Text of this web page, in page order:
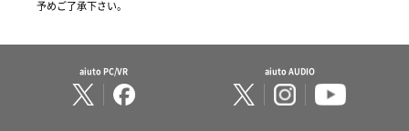
予めご了承下さい。
aiuto PC/VR aiuto AUDIO